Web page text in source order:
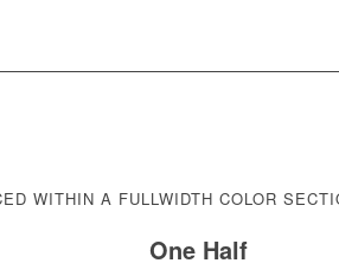
WITHIN A FULLWIDTH COLOR
One Half